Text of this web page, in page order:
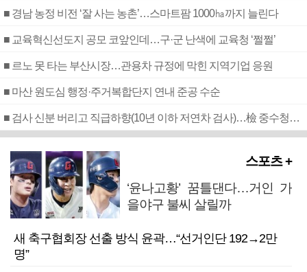
■ 경남 농정 비전 ‘잘 사는 농촌’…스마트팜 1000㏊까지 늘린다
■ 교육혁신선도지 공모 코앞인데…구·군 난색에 교육청 ‘쩔쩔’
■ 르노 못 타는 부산시장…관용차 규정에 막힌 지역기업 응원
■ 마산 원도심 행정·주거복합단지 연내 준공 수순
■ 검사 신분 버리고 직급하향(10년 이하 저연차 검사)…檢 중수청행 기피
스포츠 +
‘윤나고황’ 꿈틀댄다…거인 가
을야구 불씨 살릴까
새 축구협회장 선출 방식 윤곽…“선거인단 192→2만
명”